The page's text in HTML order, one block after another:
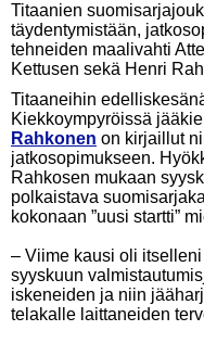
Titaanien
täydentymistään,
tehneiden maalivahti
Kettusen sekä Henri
Titaaneihin
Kiekkoympyröissä
Rahkonen on kirjaillut
jatkosopimukseen.
Rahkosen mukaan
polkaistava
kokonaan ”uusi startti”
– Viime kausi oli
syyskuun
iskeneiden ja niin
telakalle laittaneiden